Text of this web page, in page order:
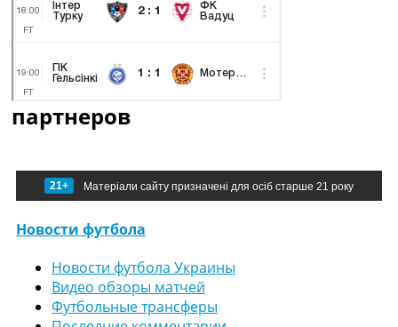
партнеров
21+ Матеріали сайту призначені для осіб старше 21 року
Новости футбола
Новости футбола Украины
Видео обзоры матчей
Футбольные трансферы